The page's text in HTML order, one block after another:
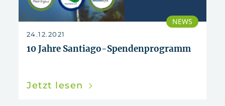
NEWS
24.12.2021
10 Jahre Santiago-Spendenprogramm
Jetzt lesen